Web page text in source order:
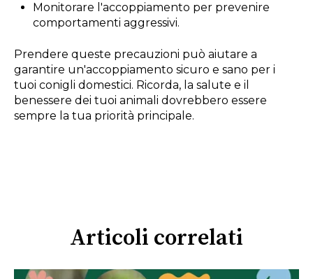
Monitorare l'accoppiamento per prevenire
comportamenti aggressivi.
Prendere queste precauzioni può aiutare a
garantire un'accoppiamento sicuro e sano per i
tuoi conigli domestici. Ricorda, la salute e il
benessere dei tuoi animali dovrebbero essere
sempre la tua priorità principale.
Articoli correlati